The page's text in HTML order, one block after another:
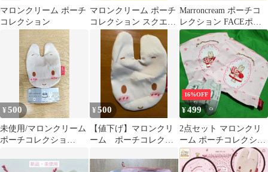
マロンクリーム ポーチ
コレクション
マロンクリーム ポーチ
コレクション スクエア
ポーチ ガチャ
Marroncream ポーチコ
レクション FACEポー
チ
¥500
未使用/マロンクリーム
ポーチコレクショ
¥500
【値下げ】マロンクリ
ーム ポーチコレクシ
16%OFF
¥499
2点セット マロンクリ
ーム ポーチコレクショ
ン ガチャ サンリオ